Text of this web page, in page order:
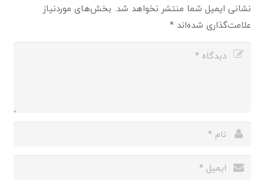
نشانی ایمیل شما منتشر نخواهد شد. بخش‌های موردنیاز
علامت‌گذاری شده‌اند*